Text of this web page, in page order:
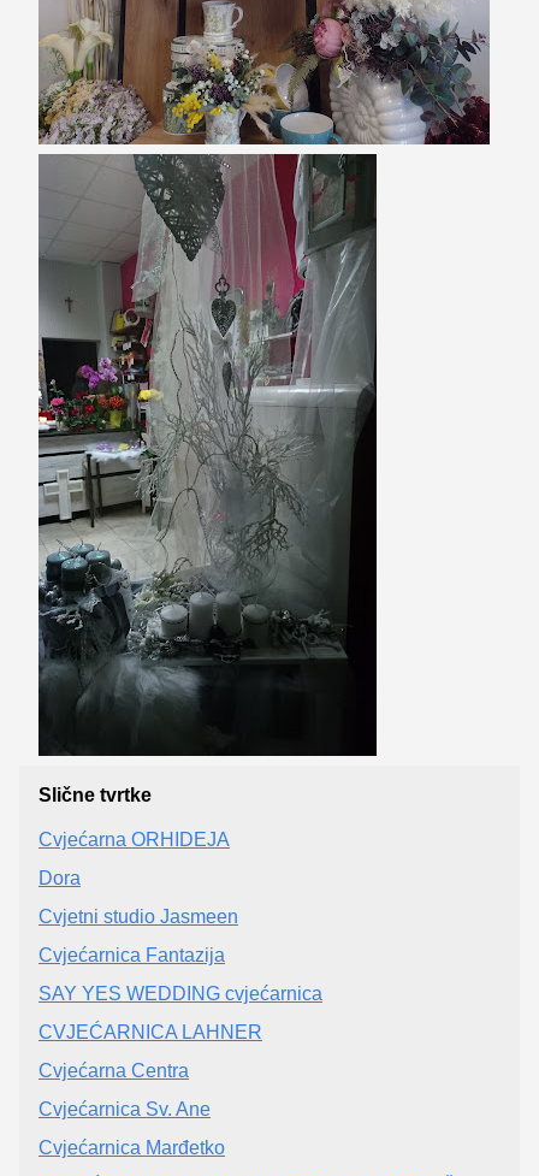
Slične tvrtke
Cvjećarna ORHIDEJA
Dora
Cvjetni studio Jasmeen
Cvjećarnica Fantazija
SAY YES WEDDING cvjećarnica
CVJEĆARNICA LAHNER
Cvjećarna Centra
Cvjećarnica Sv. Ane
Cvjećarnica Marđetko